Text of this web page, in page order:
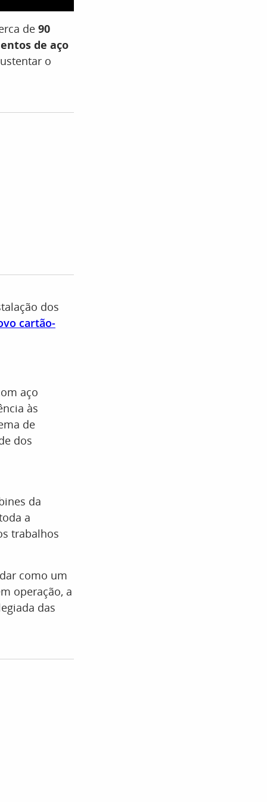
de 90
de aço
o
dos
cartão-
aço
às
de
dos
da
a
trabalhos
como um
operação, a
das